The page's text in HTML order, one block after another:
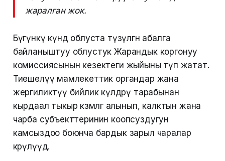
жаралган жок.
Бүгүнкү күндө облуста түзүлгөн абалга
байланыштуу облустук Жарандык коргонуу
комиссиясынын кезектеги жыйыны өтүп жатат.
Тиешелүү мамлекеттик органдар жана
жергиликтүү бийлик өкүлдөрү тарабынан
кырдаал тыкыр көзөмөлгө алынып, калктын жана
чарба субъекттеринин коопсуздугун
камсыздоо боюнча бардык зарыл чаралар
көрүлүүдө.